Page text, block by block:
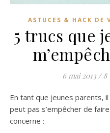
ASTUCES & HACK DE
5 trucs que
6 mai 2013 / 8
En tant que jeunes parents,
peut pas s’empêcher de
concerne :